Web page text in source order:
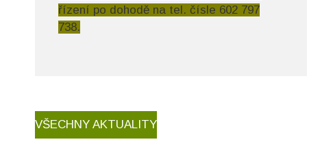
řízení po dohodě na tel. čísle 602 797
738.
VŠECHNY AKTUALITY